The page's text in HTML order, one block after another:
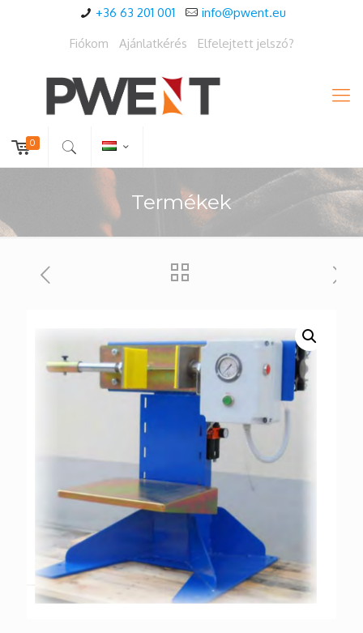
+36 63 201 001
info@pwent.eu
Fiókom
Ajánlatkérés Elfelejtett jelszó?
0
Termékek